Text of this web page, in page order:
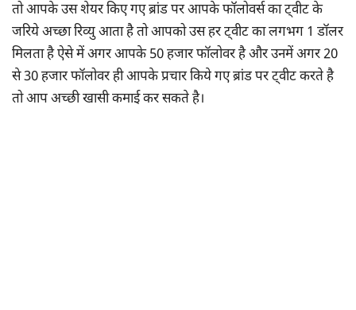
तो आपके उस शेयर किए गए ब्रांड पर आपके फॉलोवर्स का ट्वीट के
जरिये अच्छा रिव्यु आता है तो आपको उस हर ट्वीट का लगभग 1 डॉलर
मिलता है ऐसे में अगर आपके 50 हजार फॉलोवर है और उनमें अगर 20
से 30 हजार फॉलोवर ही आपके प्रचार किये गए ब्रांड पर ट्वीट करते है
तो आप अच्छी खासी कमाई कर सकते है।